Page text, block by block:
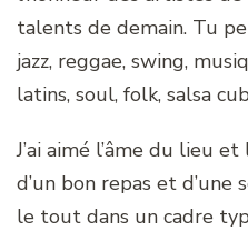
talents de demain. Tu
jazz, reggae, swing,
latins, soul, folk, salsa
J’ai aimé l’âme du lieu
d’un bon repas et
le tout dans un cadre